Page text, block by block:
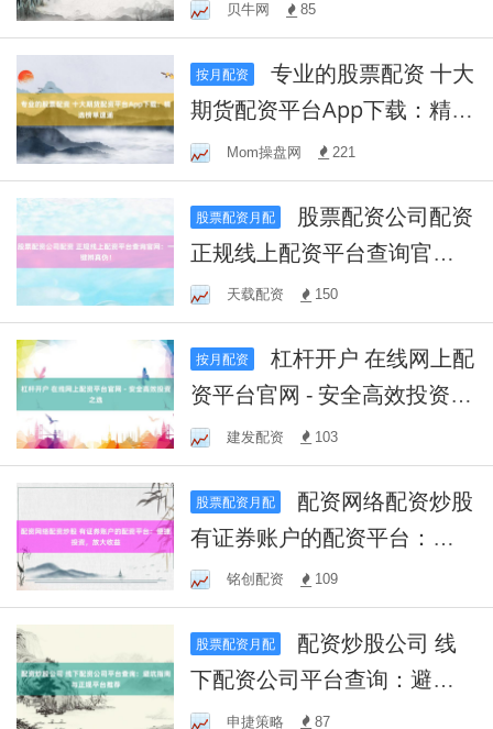
贝牛网 85
按月配资
专业的股票配资 十大
期货配资平台App下载：精选
榜单速递
Mom操盘网 221
股票配资月配
正规线上配资平台查询官
网：一键辨真伪！
天载配资 150
按月配资
杠杆开户 在线网上配
资平台官网 - 安全高效投资之
选
建发配资 103
股票配资月配
有证券账户的配资平台：便
捷投资，放大收益
铭创配资 109
股票配资月配
下配资公司平台查询：避坑
指南与正规平台推荐
申捷策略 87